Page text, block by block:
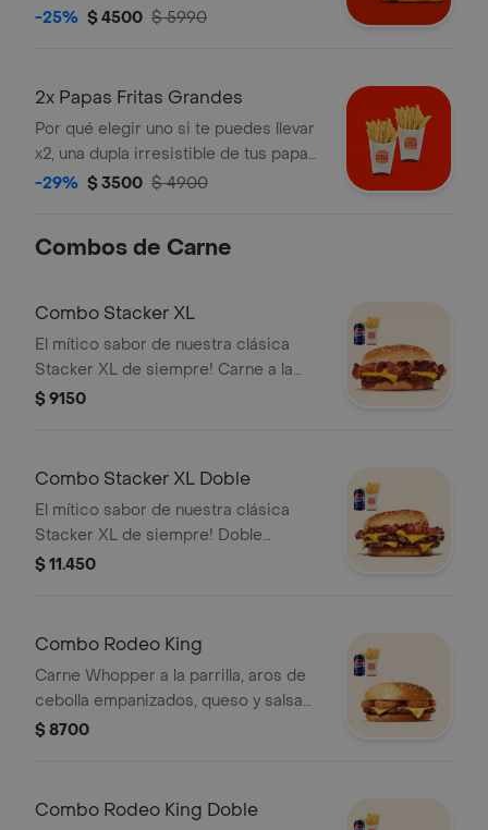
100% de res a la parrilla acompañada
-25% $ 4500 $ 5990
2x Papas Fritas Grandes
Por qué elegir uno si te puedes llevar
x2, una dupla irresistible de tus papas
fritas favoritas!
-29% $ 3500 $ 4900
Combos de Carne
Combo Stacker XL
El mítico sabor de nuestra clásica
Stacker XL de siempre! Carne a la
parrilla, sabroso tocino, queso
o aros de cebolla y una lata de
$ 9150
Combo Stacker XL Doble
El mítico sabor de nuestra clásica
Stacker XL de siempre! Doble
porción de carne a la parrilla, sabroso
papas fritas medianas o aros de
cebolla y una lata de bebida!
$ 11.450
Combo Rodeo King
Carne Whopper a la parrilla, aros de
cebolla empanizados, queso y salsa
BBQ ¡Tu combo incluye papas fritas
$ 8700
Combo Rodeo King Doble